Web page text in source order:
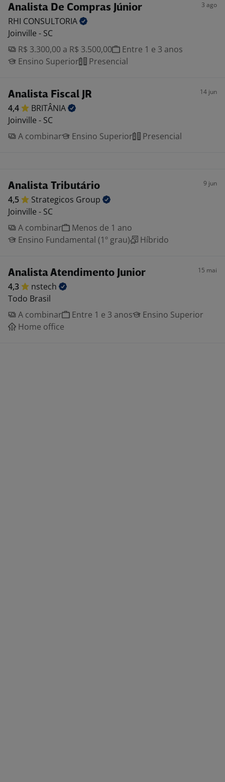
Analista De Compras Júnior 3 ago
RHI CONSULTORIA
Joinville - SC
R$ 3.300,00 a R$ 3.500,00
Entre 1 e 3 anos
Ensino Superior
Presencial
Analista Fiscal JR 14 jun
4,4
BRITÂNIA
Joinville - SC
A combinar
Ensino Superior Presencial
Analista Tributário 9 jun
4,5 Strategicos Group
Joinville - SC
A combinar
Menos de 1 ano
Ensino Fundamental (1º grau)
Híbrido
Analista Atendimento Junior 15 mai
4,3
nstech
Todo Brasil
A combinar
Entre 1 e 3 anos
Ensino Superior
Home office